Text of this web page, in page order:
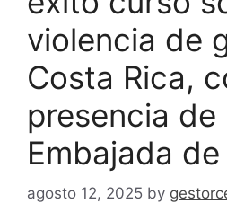
violencia de
Costa Rica,
presencia de
Embajada
agosto 12, 2025 by